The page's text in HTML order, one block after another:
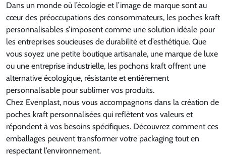
Dans un monde où l’écologie et l’image de marque sont au
cœur des préoccupations des consommateurs, les poches kraft
personnalisables s’imposent comme une solution idéale pour
les entreprises soucieuses de durabilité et d’esthétique. Que
vous soyez une petite boutique artisanale, une marque de luxe
ou une entreprise industrielle, les pochons kraft offrent une
alternative écologique, résistante et entièrement
personnalisable pour sublimer vos produits.
Chez Evenplast, nous vous accompagnons dans la création de
poches kraft personnalisées qui reflètent vos valeurs et
répondent à vos besoins spécifiques. Découvrez comment ces
emballages peuvent transformer votre packaging tout en
respectant l’environnement.